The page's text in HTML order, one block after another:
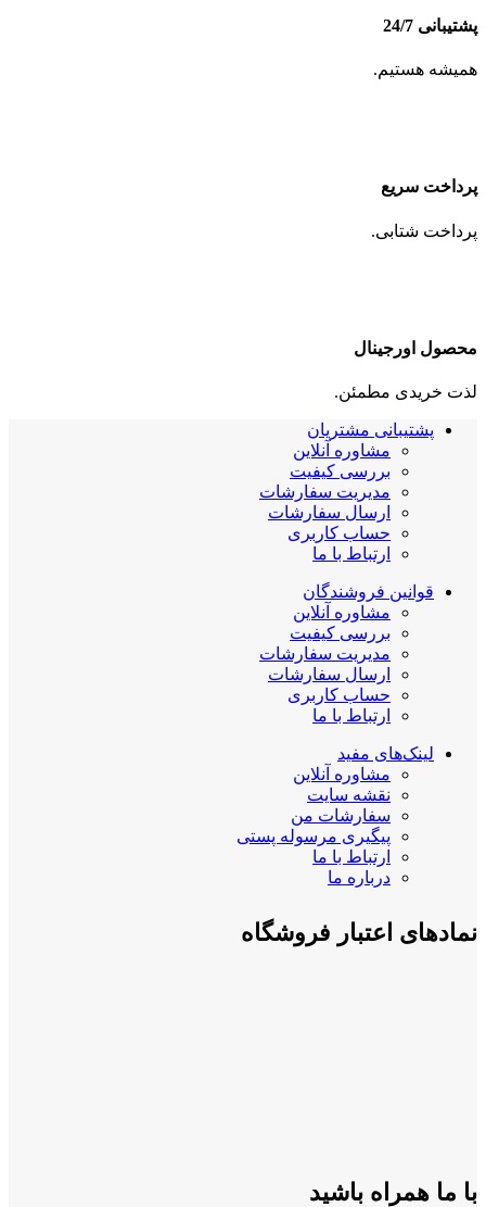
پشتیبانی 24/7
همیشه هستیم.
پرداخت سریع
پرداخت شتابی.
محصول اورجینال
لذت خریدی مطمئن.
پشتیبانی مشتریان
مشاوره آنلاین
بررسی کیفیت
مدیریت سفارشات
ارسال سفارشات
حساب کاربری
ارتباط با ما
قوانین فروشندگان
مشاوره آنلاین
بررسی کیفیت
مدیریت سفارشات
ارسال سفارشات
حساب کاربری
ارتباط با ما
لینک‌های مفید
مشاوره آنلاین
نقشه سایت
سفارشات من
پیگیری مرسوله پستی
ارتباط با ما
درباره ما
نمادهای اعتبار فروشگاه
با ما همراه باشید